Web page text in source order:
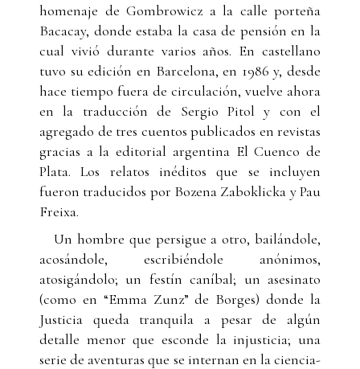
homenaje de Gombrowicz a la calle porteña
Bacacay, donde estaba la casa de pensión en la
cual vivió durante varios años. En castellano
tuvo su edición en Barcelona, en 1986 y, desde
hace tiempo fuera de circulación, vuelve ahora
en la traducción de Sergio Pitol y con el
agregado de tres cuentos publicados en revistas
gracias a la editorial argentina El Cuenco de
Plata. Los relatos inéditos que se incluyen
fueron traducidos por Bozena Zaboklicka y Pau
Freixa.
Un hombre que persigue a otro, bailándole,
acosándole, escribiéndole anónimos,
atosigándolo; un festín caníbal; un asesinato
(como en “Emma Zunz” de Borges) donde la
Justicia queda tranquila a pesar de algún
detalle menor que esconde la injusticia; una
serie de aventuras que se internan en la ciencia-